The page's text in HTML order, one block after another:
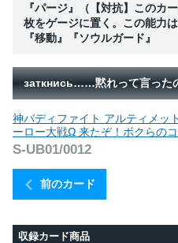
『パージ』（【対抗】このカ
枚をゲージに置く。この能力
『移動』『ソウルガード』
заткнись……黙れって言った
前のカード
神バディファイト アルティメッ
ーロー大戦Ω 来たぞ！ボクらのコ
S-UB01/0012
収録カード商品